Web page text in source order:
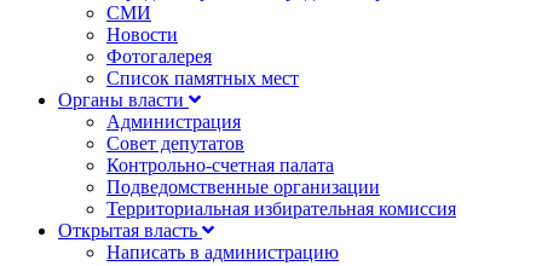
СМИ
Новости
Фотогалерея
Список памятных мест
Органы власти
Администрация
Совет депутатов
Контрольно-счетная палата
Подведомственные организации
Территориальная избирательная комиссия
Открытая власть
Написать в администрацию